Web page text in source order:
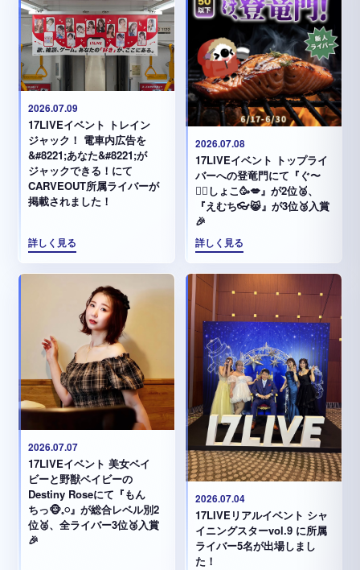
2026.07.09
17LIVEイベント トレイン
ジャック！ 電車内広告を
&#8221;あなた&#8221;が
ジャックできる！にて
CARVEOUT所属ライバーが
掲載されました！
詳しく見る
2026.07.08
17LIVEイベント トップライ
バーへの登竜門にて『ぐ〜
✊🏻‪しょこ🥳💋』が2位🥈、
『えむち👓😸』が3位🥉入賞
🎉
詳しく見る
2026.07.07
17LIVEイベント 美女ベイ
ビーと野獣ベイビーの
Destiny Roseにて『もん
ちっ🐵𓈒𓏸︎︎︎︎』が総合レベル別2
位🥈、全ライバー3位🥉入賞
🎉
2026.07.04
17LIVEリアルイベント シャ
イニングスターvol.9 に所属
ライバー5名が出場しまし
た！